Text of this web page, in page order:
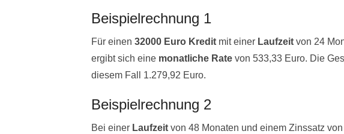
Beispielrechnung 1
Für einen 32000 Euro Kredit mit einer Laufzeit von 24
ergibt sich eine monatliche Rate von 533,33 Euro. Die
diesem Fall 1.279,92 Euro.
Beispielrechnung 2
Bei einer Laufzeit von 48 Monaten und einem Zinssatz